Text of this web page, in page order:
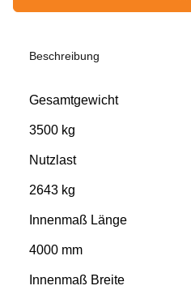
Beschreibung
Gesamtgewicht
3500 kg
Nutzlast
2643 kg
Innenmaß Länge
4000 mm
Innenmaß Breite